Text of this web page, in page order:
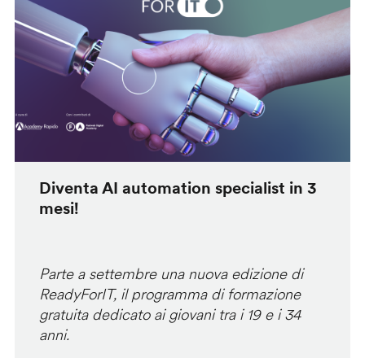
Diventa AI automation specialist in 3
mesi!
Parte a settembre una nuova edizione di
ReadyForIT, il programma di formazione
gratuita dedicato ai giovani tra i 19 e i 34
anni.